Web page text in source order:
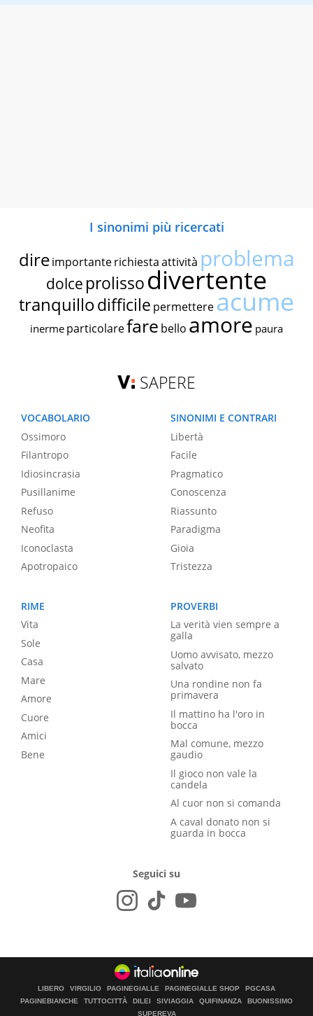
I sinonimi più ricercati
dire importante richiestaattività problema
dolce prolissodivertente
tranquillodifficile permettereacume
inerme particolarefare bello amore paura
SAPERE
VOCABOLARIO
Ossimoro
Filantropo
Idiosincrasia
Pusillanime
Refuso
Neofita
Iconoclasta
Apotropaico
SINONIMI E CONTRARI
Libertà
Facile
Pragmatico
Conoscenza
Riassunto
Paradigma
Gioia
Tristezza
RIME
Vita
Sole
Casa
Mare
Amore
Cuore
Amici
Bene
PROVERBI
La verità vien sempre a
galla
Uomo avvisato, mezzo
salvato
Una rondine non fa
primavera
Il mattino ha l'oro in
bocca
Mal comune, mezzo
gaudio
Il gioco non vale la
candela
Al cuor non si comanda
A caval donato non si
guarda in bocca
Seguici su
LIBERO VIRGILIO PAGINEGIALLE PAGINEGIALLE SHOP
PGCASA
PAGINEBIANCHE
TUTTOCITTÀ DILEI SIVIAGGIA QUIFINANZA
BUONISSIMO
SUPEREVA